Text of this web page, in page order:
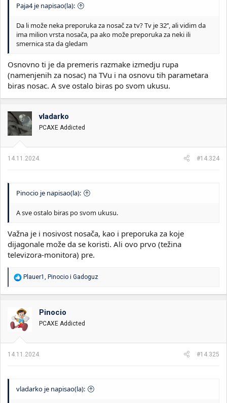
Paja4 je napisao(la):
Da li može neka preporuka za nosač za tv? Tv je 32’’, ali vidim da
ima milion vrsta nosača, pa ako može preporuka za neki ili
smernica sta da gledam
Osnovno ti je da premeris razmake izmedju rupa
(namenjenih za nosac) na TVu i na osnovu tih parametara
biras nosac. A sve ostalo biras po svom ukusu.
vladarko
PCAXE Addicted
14.11.2024. #14.324
Pinocio je napisao(la):
A sve ostalo biras po svom ukusu.
Važna je i nosivost nosača, kao i preporuka za koje
dijagonale može da se koristi. Ali ovo prvo (težina
televizora-monitora) pre.
R
a
o
v
a
n
:
Plauer1 , Pinocio i Gadoguz
Pinocio
PCAXE Addicted
14.11.2024. #14.325
vladarko je napisao(la):